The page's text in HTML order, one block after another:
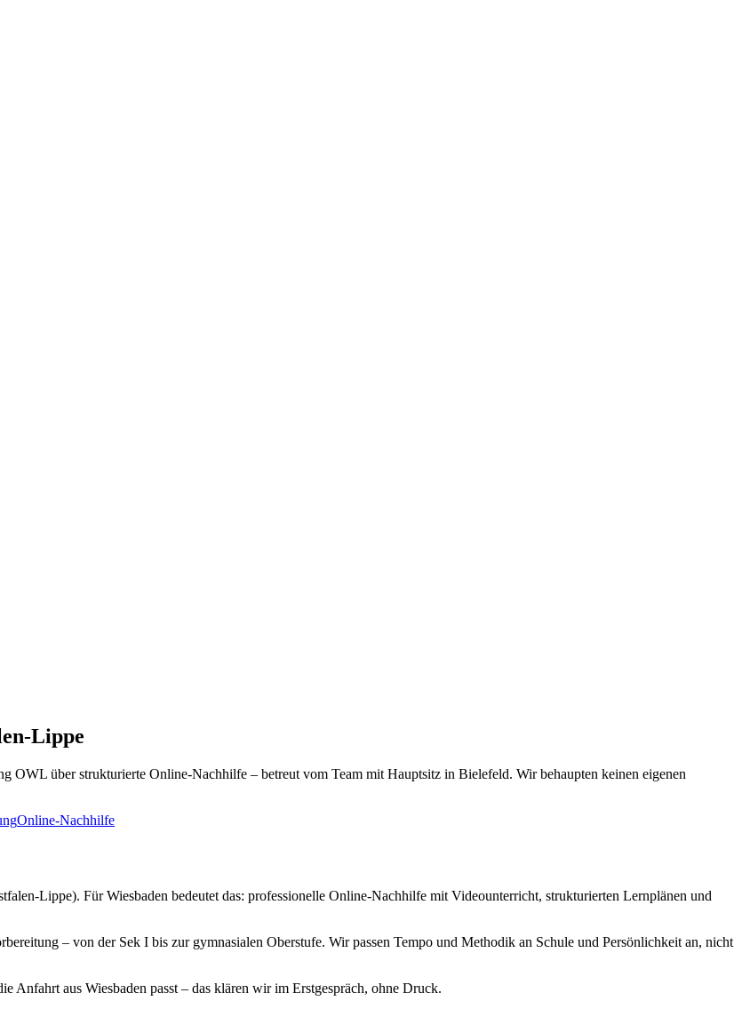
Lippe
OWL über strukturierte Online-Nachhilfe – betreut vom Team mit Hauptsitz in Bielefeld. Wir behaupten keinen eigenen
Online-Nachhilfe
Lippe). Für Wiesbaden bedeutet das: professionelle Online-Nachhilfe mit Videounterricht, strukturierten Lernplänen und
– von der Sek I bis zur gymnasialen Oberstufe. Wir passen Tempo und Methodik an Schule und Persönlichkeit an, nicht
aus Wiesbaden passt – das klären wir im Erstgespräch, ohne Druck.